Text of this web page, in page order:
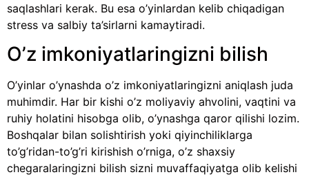
saqlashlari kerak. Bu esa o’yinlardan kelib chiqadigan
stress va salbiy ta’sirlarni kamaytiradi.
O’z imkoniyatlaringizni bilish
O’yinlar o’ynashda o’z imkoniyatlaringizni aniqlash juda
muhimdir. Har bir kishi o’z moliyaviy ahvolini, vaqtini va
ruhiy holatini hisobga olib, o’ynashga qaror qilishi lozim.
Boshqalar bilan solishtirish yoki qiyinchiliklarga
to’g’ridan-to’g’ri kirishish o’rniga, o’z shaxsiy
chegaralaringizni bilish sizni muvaffaqiyatga olib kelishi